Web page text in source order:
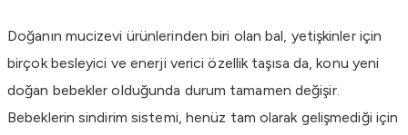
Doğanın mucizevi ürünlerinden biri olan bal, yetişkinler için
birçok besleyici ve enerji verici özellik taşısa da, konu yeni
doğan bebekler olduğunda durum tamamen değişir.
Bebeklerin sindirim sistemi, henüz tam olarak gelişmediği için